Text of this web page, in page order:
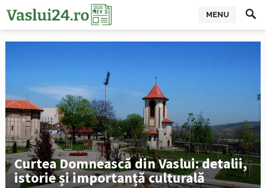
MENU
Curtea Domnească din Vaslui: detalii,
istorie și importanță culturală